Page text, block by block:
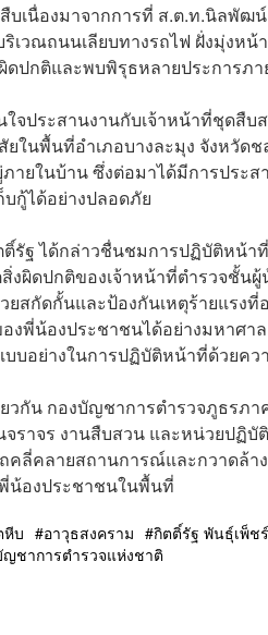
บเนื่องมาจากการที่ ส.ต.ท.นิลพัฒ
เวณถนนเลียบทางรถไฟ ฝั่งมุ่งห
ดปกติและพบพิรุธหลายประการภ
ใจประสานงานกับเจ้าหน้าที่ชุดสื
ยในพื้นที่อำเภอบางละมุง จังหวัด
ายในบ้าน ซึ่งต่อมาได้มีการประส
บกู้ได้อย่างปลอดภัย
รัฐ ได้กล่าวชื่นชมการปฏิบัติหน้า
สิ่งผิดปกติของเจ้าหน้าที่ตำรวจชั้น
ยสกัดกั้นและป้องกันเหตุร้ายแรง
งพี่น้องประชาชนได้อย่างมหาศา
บบอย่างในการปฏิบัติหน้าที่ด้วยค
วกัน กองบัญชาการตำรวจภูธรภ
จราจร งานสืบสวน และหน่วยปฏิ
คลี่คลายสถานการณ์และกวาดล้า
น้องประชาชนในพื้นที่
หีบ อาวุธสงคราม กิตติ์รัฐ พันธุ์เพ็ชร์
ญชาการตำรวจแห่งชาติ